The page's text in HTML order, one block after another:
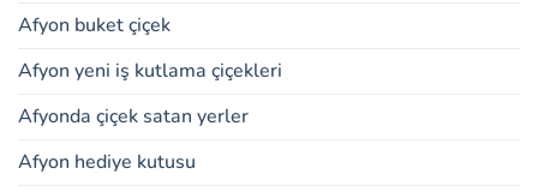
Afyon buket çiçek
Afyon yeni iş kutlama çiçekleri
Afyonda çiçek satan yerler
Afyon hediye kutusu